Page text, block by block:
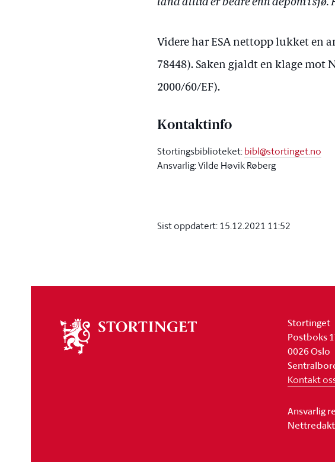
land alltid er bedre enn deponi i sjø.
Videre har ESA nettopp lukket en
78448). Saken gjaldt en klage mot
2000/60/EF).
Kontaktinfo
Stortingsbiblioteket:bibl@stortinget.no
Ansvarlig: Vilde Høvik Røberg
Sist oppdatert:15.12.2021 11:52
stortinget
Stortinget
Postboks
0026 Oslo
Kontakt
Ansvarlig